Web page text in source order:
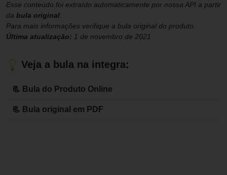
Esse conteúdo foi extraído automaticamente por nossa API a partir
da bula original
Para mais informações verifique a bula original do produto.
Última atualização: 1 de novembro de 2021
Veja a bula na integra:
📃 Bula do Produto Online
📃 Bula original em PDF